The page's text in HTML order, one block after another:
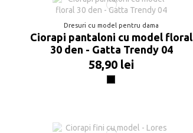
Dresuri cu model pentru dama
Ciorapi pantaloni cu model floral
30 den - Gatta Trendy 04
58,90 lei
Negru